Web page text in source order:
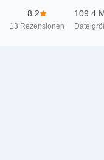
8.2
13 Rezensionen
109.4